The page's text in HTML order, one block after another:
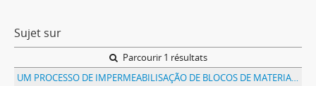
Sujet sur
Parcourir 1 résultats
UM PROCESSO DE IMPERMEABILISAÇÃO DE BLOCOS DE MATERIAES POROSOS